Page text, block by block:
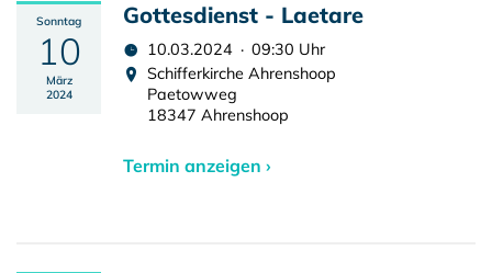
Sonntag
10
März
2024
Gottesdienst - Laetare
10.03.2024 · 09:30 Uhr
Schifferkirche Ahrenshoop
Paetowweg
18347 Ahrenshoop
Termin anzeigen ›